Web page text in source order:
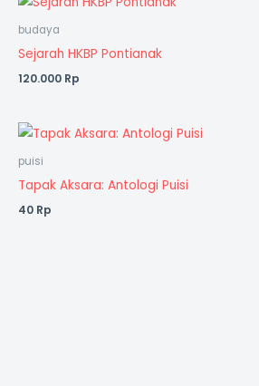
budaya
Sejarah HKBP Pontianak
120.000 Rp
puisi
Tapak Aksara: Antologi Puisi
40 Rp